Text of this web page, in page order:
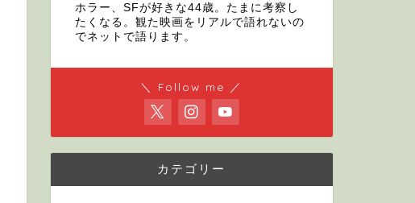
ホラー、SFが好きな44歳。たまに考察し
たくなる。観た映画をリアルで語れないの
でネットで語ります。
＼ Follow me ／
カテゴリー